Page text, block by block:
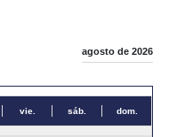
agosto de 2026
vie. sáb. dom.